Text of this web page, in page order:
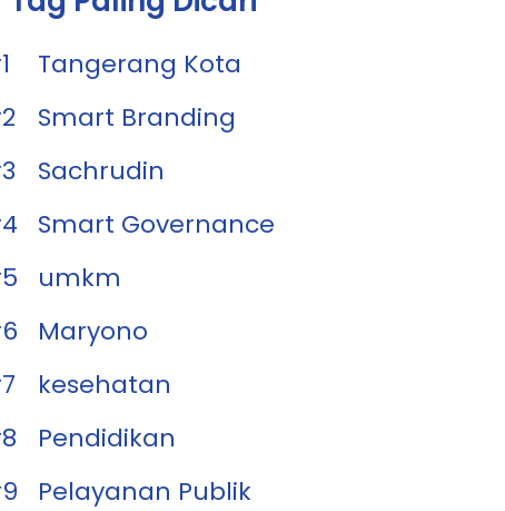
Tangerang Kota
Smart Branding
Sachrudin
Smart Governance
umkm
Maryono
kesehatan
Pendidikan
Pelayanan Publik